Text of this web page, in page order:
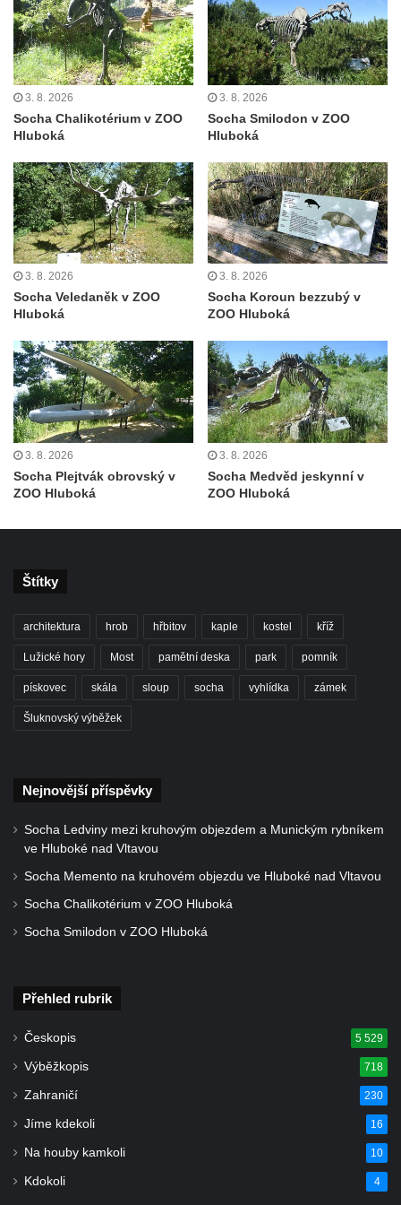
Lavička Václava Havla v Krásné Lípě
Upoutávka JduHřebenovkou u parkoviště
na Mezní Louce
Kamenný obelisk na vyhlídce u Pravčické
brány
a svatého Jana Nepomuckého východně
od Mezné
Socha vodníka na trase naučné stezky v
Srbské Kamenici
Podstavec v zámecké zahradě v Duchcově
Sousoší dětí u obecního úřadu v Janově
Socha Andromedé u pavilonu Reinerovy
fresky v Duchcově
Socha Amfitrité u pavilonu Reinerovy fresky
v Duchcově
Socha Flóry u pavilonu Reinerovy fresky v
Socha Afrodité u pavilonu Reinerovy fresky
Sfinga I. na Sfingovém rybníku v zámeckém
parku v Duchcově
Socha Herkula se saní na nádvoří zámku v
Socha Herkula se lvem na nádvoří zámku v
Duchcově
Socha Marse na nádvoří zámku v
Socha svatého Prokopa u kostela
zahradě v zámeckém parku v Duchcově
parku v Duchcově
Socha Walthera von der Vogelweide v
Duchcově
3. 8. 2026
Socha Chalikotérium v ZOO
Hluboká
3. 8. 2026
Socha Smilodon v ZOO
Hluboká
3. 8. 2026
Socha Veledaněk v ZOO
Hluboká
3. 8. 2026
Socha Koroun bezzubý v
ZOO Hluboká
3. 8. 2026
Socha Plejtvák obrovský v
ZOO Hluboká
3. 8. 2026
Socha Medvěd jeskynní v
ZOO Hluboká
Štítky
architektura hrob hřbitov kaple kostel kříž
Lužické hory Most pamětní deska park pomník
pískovec skála sloup socha vyhlídka zámek
Šluknovský výběžek
Nejnovější příspěvky
Socha Ledviny mezi kruhovým objezdem a Munickým rybníkem
ve Hluboké nad Vltavou
Socha Memento na kruhovém objezdu ve Hluboké nad Vltavou
Socha Chalikotérium v ZOO Hluboká
Socha Smilodon v ZOO Hluboká
Přehled rubrik
Českopis 5 529
Výběžkopis 718
Zahraničí 230
Jíme kdekoli 16
Na houby kamkoli 10
Kdokoli 4